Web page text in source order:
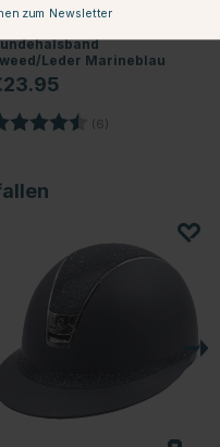
Leder Marineblau
(6)
zum Newsletter